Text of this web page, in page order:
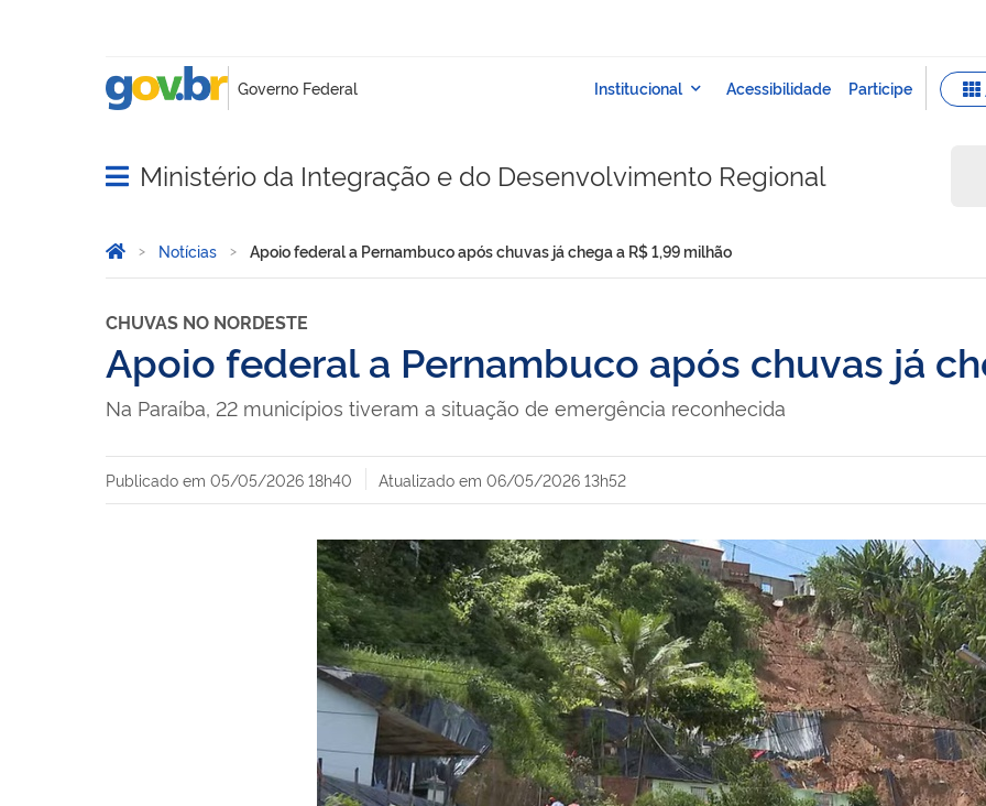
Abrir menu principal de navegação
Ministério da Integração e do Desenvolvimento Regional
Você está aqui:
Página Inicial
Notícias Apoio federal a Pernambuco após chuvas já chega a R$ 1,99 milhão
CHUVAS NO NORDESTE
Apoio federal a Pernambuco após chuvas já
Na Paraíba, 22 municípios tiveram a situação de emergência reconhecida
Publicado em 05/05/2026 18h40 Atualizado em 06/05/2026 13h52